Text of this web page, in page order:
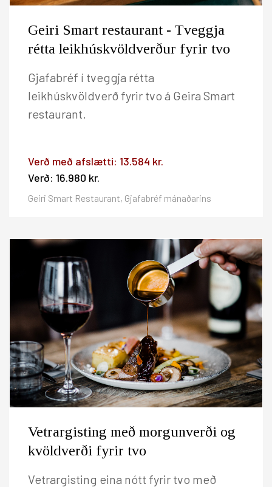
Vetrargisting með morgunverði og
kvöldverði fyrir tvo
Vetrargisting eina nótt fyrir tvo með
Geiri Smart restaurant - Tveggja
rétta leikhúskvöldverður fyrir tvo
Gjafabréf í tveggja rétta
leikhúskvöldverð fyrir tvo á Geira Smart
restaurant.
Verð með afslætti: 13.584 kr.
Verð: 16.980 kr.
Geiri Smart Restaurant, Gjafabréf mánaðarins